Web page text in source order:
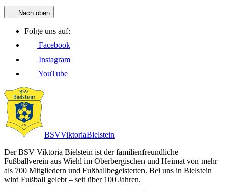
Nach oben
Folge uns auf:
Facebook
Instagram
YouTube
BSVViktoriaBielstein
Der BSV Viktoria Bielstein ist der familienfreundliche
Fußballverein aus Wiehl im Oberbergischen und Heimat von mehr
als 700 Mitgliedern und Fußballbegeisterten. Bei uns in Bielstein
wird Fußball gelebt – seit über 100 Jahren.